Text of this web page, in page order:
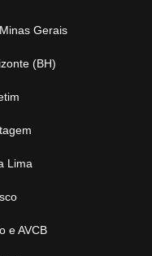
Gerais
(BH)
Lima
e AVCB